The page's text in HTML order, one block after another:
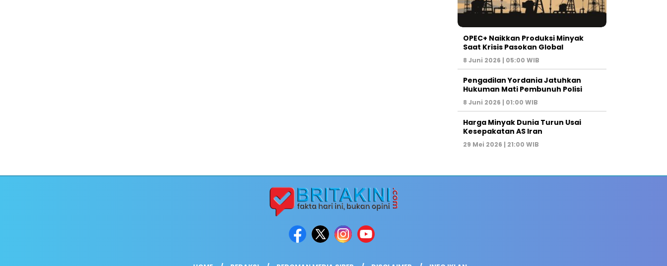
OPEC+ Naikkan Produksi Minyak
Saat Krisis Pasokan Global
8 Juni 2026 | 05:00 WIB
Pengadilan Yordania Jatuhkan
Hukuman Mati Pembunuh Polisi
8 Juni 2026 | 01:00 WIB
Harga Minyak Dunia Turun Usai
Kesepakatan AS Iran
29 Mei 2026 | 21:00 WIB